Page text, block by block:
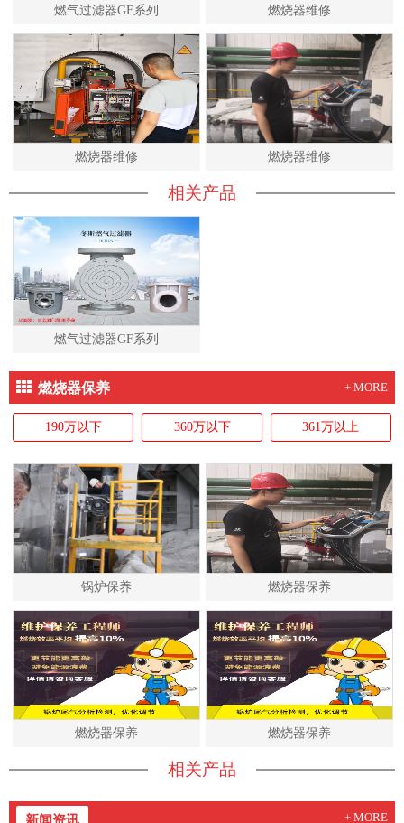
燃气过滤器GF系列 燃烧器维修
燃烧器维修 燃烧器维修
相关产品
燃气过滤器GF系列
燃烧器保养 + MORE
190万以下 360万以下 361万以上
锅炉保养 燃烧器保养
燃烧器保养 燃烧器保养
相关产品
新闻资讯 + MORE